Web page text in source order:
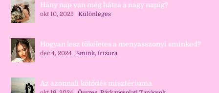
Hány nap van még hátra a nagy napig?
okt 10, 2025 |Különleges
Hogyan lesz tökéletes a menyasszonyi sminked?
dec 4, 2024 |Smink, frizura
Az azonnali kötődés misztériuma